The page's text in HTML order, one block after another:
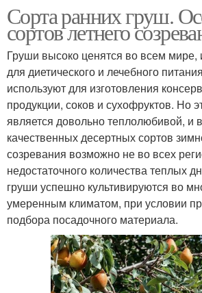
Сорта ранних груш.
сортов летнего
Груши высоко ценятся во всем мире,
для диетического и лечебного
используют для изготовления
продукции, соков и сухофруктов. Но
является довольно теплолюбивой,
качественных десертных сортов
созревания возможно не во всех
недостаточного количества теплых
груши успешно культивируются во
умеренным климатом, при условии
подбора посадочного материала.